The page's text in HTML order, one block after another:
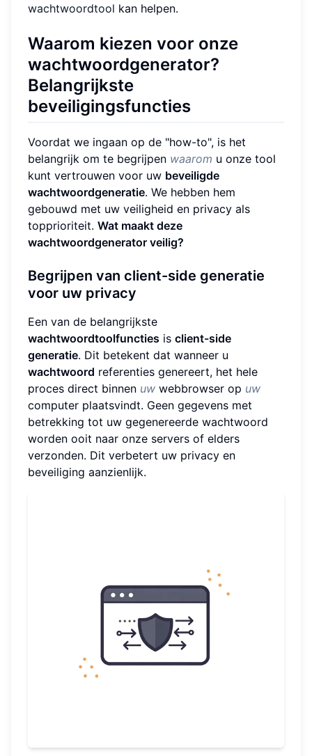
wachtwoordtool kan helpen.
Waarom kiezen voor onze
wachtwoordgenerator?
Belangrijkste
beveiligingsfuncties
Voordat we ingaan op de "how-to", is het
belangrijk om te begrijpen waarom u onze tool
kunt vertrouwen voor uw beveiligde
wachtwoordgeneratie. We hebben hem
gebouwd met uw veiligheid en privacy als
topprioriteit. Wat maakt deze
wachtwoordgenerator veilig?
Begrijpen van client-side generatie
voor uw privacy
Een van de belangrijkste
wachtwoordtoolfuncties is client-side
generatie. Dit betekent dat wanneer u
wachtwoord referenties genereert, het hele
proces direct binnen uw webbrowser op uw
computer plaatsvindt. Geen gegevens met
betrekking tot uw gegenereerde wachtwoord
worden ooit naar onze servers of elders
verzonden. Dit verbetert uw privacy en
beveiliging aanzienlijk.